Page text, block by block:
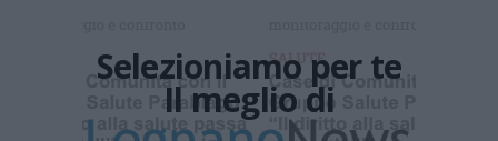
Selezioniamo per te
Il meglio di